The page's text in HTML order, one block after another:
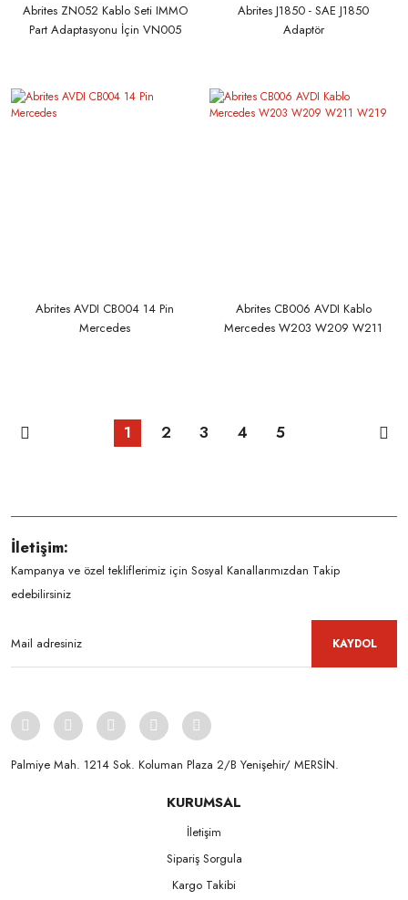
Abrites ZN052 Kablo Seti IMMO
Part Adaptasyonu İçin VN005
Abrites J1850 - SAE J1850
Adaptör
Abrites AVDI CB004 14 Pin
Mercedes
Abrites CB006 AVDI Kablo
Mercedes W203 W209 W211
1 2 3 4 5
İletişim:
Kampanya ve özel tekliflerimiz için Sosyal Kanallarımızdan Takip
edebilirsiniz
KAYDOL
Palmiye Mah. 1214 Sok. Koluman Plaza 2/B Yenişehir/ MERSİN.ㅤㅤㅤㅤㅤㅤㅤㅤㅤㅤㅤㅤㅤㅤㅤㅤㅤㅤㅤㅤㅤㅤㅤㅤㅤㅤㅤㅤㅤㅤㅤㅤㅤㅤㅤ ㅤㅤㅤㅤㅤㅤㅤㅤㅤㅤ
KURUMSAL
İletişim
Sipariş Sorgula
Kargo Takibi